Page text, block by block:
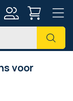
Zoek
voor